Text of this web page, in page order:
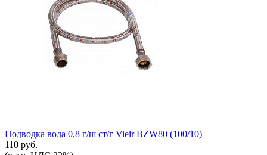
Подводка вода 0,8 г/ш ст/г Vieir BZW80 (100/10)
110 руб.